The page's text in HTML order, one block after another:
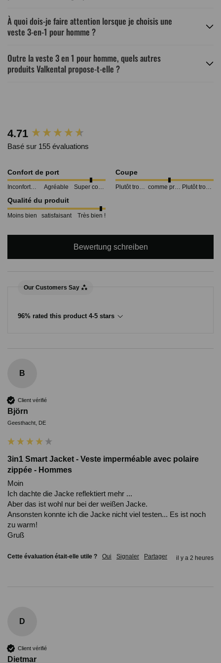
À quoi dois-je faire attention lorsque je choisis une
veste 3-en-1 pour homme ?
Outre la veste 3 en 1 pour homme, quels autres
produits Valkental propose-t-elle ?
4.71
Basé sur 155 évaluations
Confort de port
Inconfortable Agréable Super confortable
Coupe
Plutôt trop petit comme prévu Plutôt trop grand
Qualité du produit
Moins bien satisfaisant Très bien !
Bewertung schreiben
Our Customers Say
96% rated this product 4-5 stars
B
Client vérifié
Björn
Geesthacht, DE
3in1 Smart Jacket - Veste imperméable avec polaire
zippée - Hommes
Moin
Ich dachte die Jacke reflektiert mehr ...
Aber das ist wohl nur bei der weißen Jacke.
Ansonsten konnte ich die Jacke nicht viel testen... Es ist noch
zu warm!
Gruß
Cette évaluation était-elle utile ? Oui Signaler Partager il y a 2 heures
D
Client vérifié
Dietmar
New content loaded